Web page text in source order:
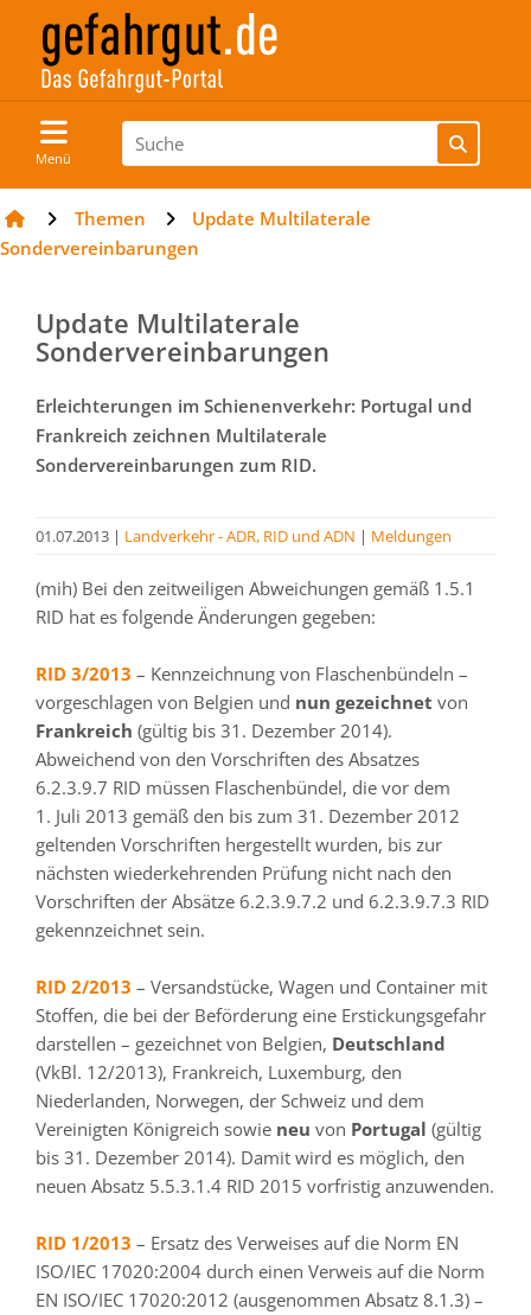
Menü
Themen
Update Multilaterale
Sondervereinbarungen
Update Multilaterale
Sondervereinbarungen
Erleichterungen im Schienenverkehr: Portugal und
Frankreich zeichnen Multilaterale
Sondervereinbarungen zum RID.
01.07.2013 | Landverkehr - ADR, RID und ADN | Meldungen
(mih) Bei den zeitweiligen Abweichungen gemäß 1.5.1
RID hat es folgende Änderungen gegeben:
RID 3/2013 – Kennzeichnung von Flaschenbündeln –
vorgeschlagen von Belgien und nun gezeichnet von
Frankreich (gültig bis 31. Dezember 2014).
Abweichend von den Vorschriften des Absatzes
6.2.3.9.7 RID müssen Flaschenbündel, die vor dem
1. Juli 2013 gemäß den bis zum 31. Dezember 2012
geltenden Vorschriften hergestellt wurden, bis zur
nächsten wiederkehrenden Prüfung nicht nach den
Vorschriften der Absätze 6.2.3.9.7.2 und 6.2.3.9.7.3 RID
gekennzeichnet sein.
RID 2/2013 – Versandstücke, Wagen und Container mit
Stoffen, die bei der Beförderung eine Erstickungsgefahr
darstellen – gezeichnet von Belgien, Deutschland
(VkBl. 12/2013), Frankreich, Luxemburg, den
Niederlanden, Norwegen, der Schweiz und dem
Vereinigten Königreich sowie neu von Portugal (gültig
bis 31. Dezember 2014). Damit wird es möglich, den
neuen Absatz 5.5.3.1.4 RID 2015 vorfristig anzuwenden.
RID 1/2013 – Ersatz des Verweises auf die Norm EN
ISO/IEC 17020:2004 durch einen Verweis auf die Norm
EN ISO/IEC 17020:2012 (ausgenommen Absatz 8.1.3) –